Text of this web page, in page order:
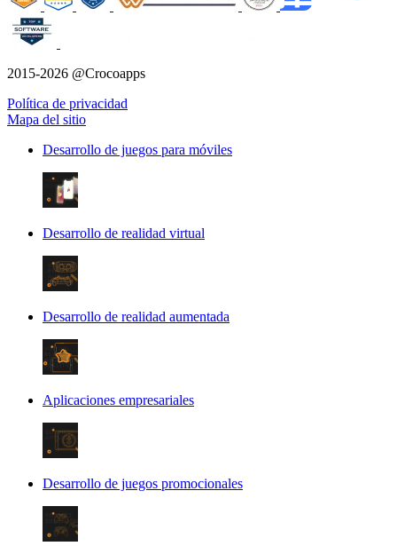
2015-2026 @Crocoapps
Política de privacidad
Mapa del sitio
Desarrollo de juegos para móviles
Desarrollo de realidad virtual
Desarrollo de realidad aumentada
Aplicaciones empresariales
Desarrollo de juegos promocionales